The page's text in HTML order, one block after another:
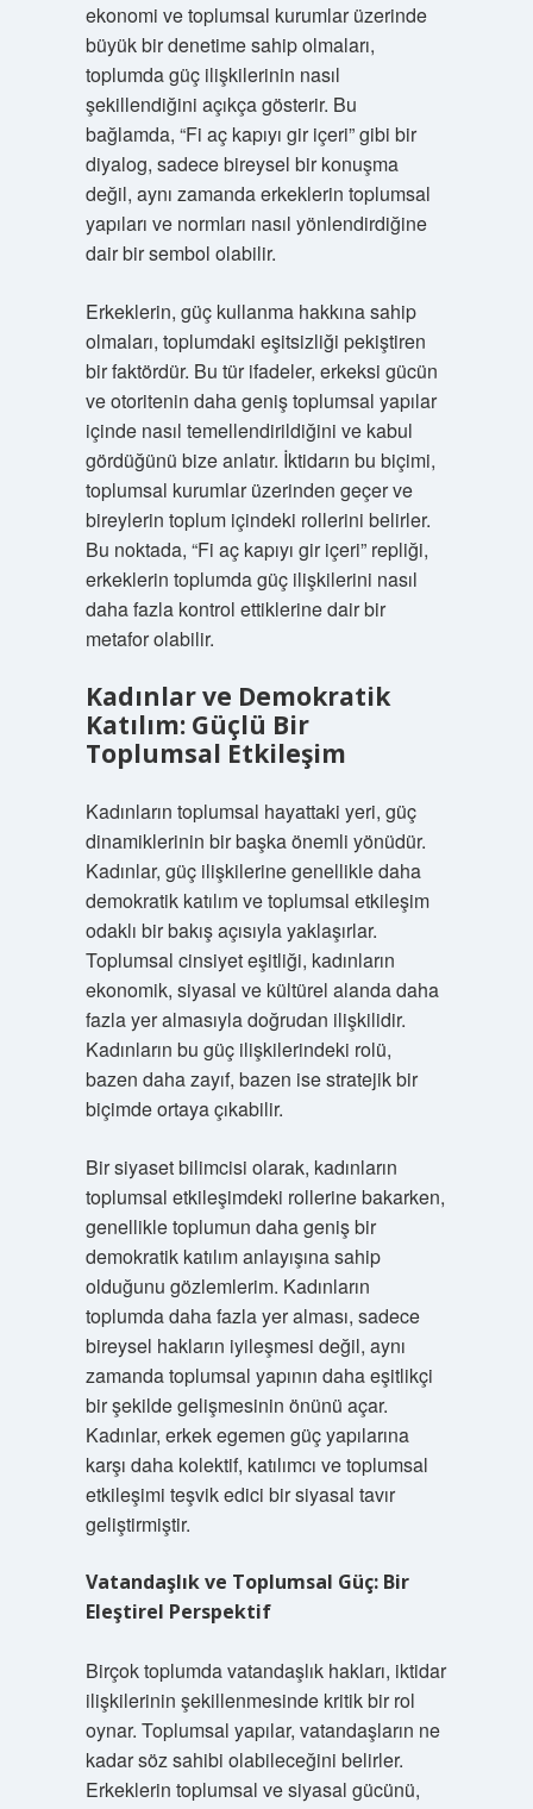
ekonomi ve toplumsal kurumlar üzerinde
büyük bir denetime sahip olmaları,
toplumda güç ilişkilerinin nasıl
şekillendiğini açıkça gösterir. Bu
bağlamda, “Fi aç kapıyı gir içeri” gibi bir
diyalog, sadece bireysel bir konuşma
değil, aynı zamanda erkeklerin toplumsal
yapıları ve normları nasıl yönlendirdiğine
dair bir sembol olabilir.
Erkeklerin, güç kullanma hakkına sahip
olmaları, toplumdaki eşitsizliği pekiştiren
bir faktördür. Bu tür ifadeler, erkeksi gücün
ve otoritenin daha geniş toplumsal yapılar
içinde nasıl temellendirildiğini ve kabul
gördüğünü bize anlatır. İktidarın bu biçimi,
toplumsal kurumlar üzerinden geçer ve
bireylerin toplum içindeki rollerini belirler.
Bu noktada, “Fi aç kapıyı gir içeri” repliği,
erkeklerin toplumda güç ilişkilerini nasıl
daha fazla kontrol ettiklerine dair bir
metafor olabilir.
Kadınlar ve Demokratik
Katılım: Güçlü Bir
Toplumsal Etkileşim
Kadınların toplumsal hayattaki yeri, güç
dinamiklerinin bir başka önemli yönüdür.
Kadınlar, güç ilişkilerine genellikle daha
demokratik katılım ve toplumsal etkileşim
odaklı bir bakış açısıyla yaklaşırlar.
Toplumsal cinsiyet eşitliği, kadınların
ekonomik, siyasal ve kültürel alanda daha
fazla yer almasıyla doğrudan ilişkilidir.
Kadınların bu güç ilişkilerindeki rolü,
bazen daha zayıf, bazen ise stratejik bir
biçimde ortaya çıkabilir.
Bir siyaset bilimcisi olarak, kadınların
toplumsal etkileşimdeki rollerine bakarken,
genellikle toplumun daha geniş bir
demokratik katılım anlayışına sahip
olduğunu gözlemlerim. Kadınların
toplumda daha fazla yer alması, sadece
bireysel hakların iyileşmesi değil, aynı
zamanda toplumsal yapının daha eşitlikçi
bir şekilde gelişmesinin önünü açar.
Kadınlar, erkek egemen güç yapılarına
karşı daha kolektif, katılımcı ve toplumsal
etkileşimi teşvik edici bir siyasal tavır
geliştirmiştir.
Vatandaşlık ve Toplumsal Güç: Bir
Eleştirel Perspektif
Birçok toplumda vatandaşlık hakları, iktidar
ilişkilerinin şekillenmesinde kritik bir rol
oynar. Toplumsal yapılar, vatandaşların ne
kadar söz sahibi olabileceğini belirler.
Erkeklerin toplumsal ve siyasal gücünü,